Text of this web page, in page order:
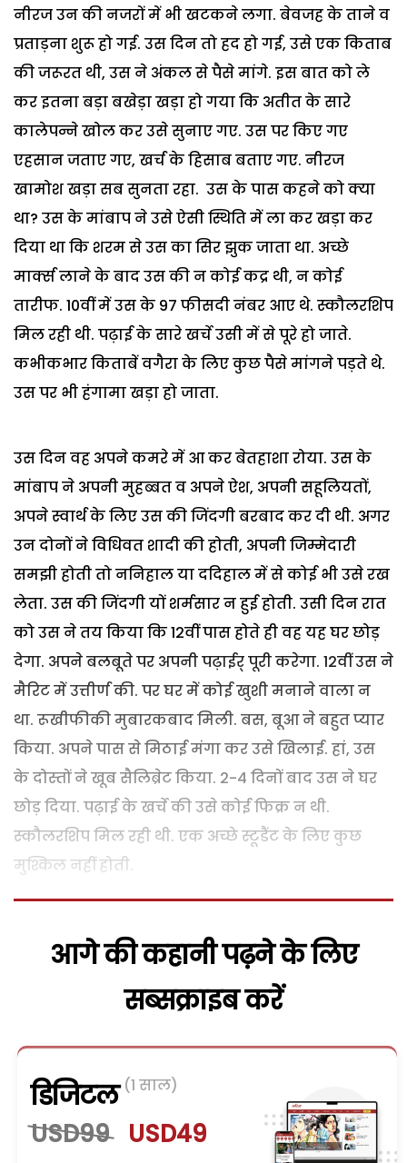
नीरज उन की नजरों में भी खटकने लगा. बेवजह के ताने व
प्रताड़ना शुरू हो गई. उस दिन तो हद हो गई, उसे एक किताब
की जरूरत थी, उस ने अंकल से पैसे मांगे. इस बात को ले
कर इतना बड़ा बखेड़ा खड़ा हो गया कि अतीत के सारे
कालेपन्ने खोल कर उसे सुनाए गए. उस पर किए गए
एहसान जताए गए, खर्च के हिसाब बताए गए. नीरज
खामोश खड़ा सब सुनता रहा. उस के पास कहने को क्या
था? उस के मांबाप ने उसे ऐसी स्थिति में ला कर खड़ा कर
दिया था कि शरम से उस का सिर झुक जाता था. अच्छे
मार्क्स लाने के बाद उस की न कोई कद्र थी, न कोई
तारीफ. 10वीं में उस के 97 फीसदी नंबर आए थे. स्कौलरशिप
मिल रही थी. पढ़ाई के सारे खर्चे उसी में से पूरे हो जाते.
कभीकभार किताबें वगैरा के लिए कुछ पैसे मांगने पड़ते थे.
उस पर भी हंगामा खड़ा हो जाता.
उस दिन वह अपने कमरे में आ कर बेतहाशा रोया. उस के
मांबाप ने अपनी मुहब्बत व अपने ऐश, अपनी सहूलियतों,
अपने स्वार्थ के लिए उस की जिंदगी बरबाद कर दी थी. अगर
उन दोनों ने विधिवत शादी की होती, अपनी जिम्मेदारी
समझी होती तो ननिहाल या ददिहाल में से कोई भी उसे रख
लेता. उस की जिंदगी यों शर्मसार न हुई होती. उसी दिन रात
को उस ने तय किया कि 12वीं पास होते ही वह यह घर छोड़
देगा. अपने बलबूते पर अपनी पढ़ाईर् पूरी करेगा. 12वीं उस ने
मैरिट में उत्तीर्ण की. पर घर में कोई खुशी मनाने वाला न
था. रूखीफीकी मुबारकबाद मिली. बस, बूआ ने बहुत प्यार
किया. अपने पास से मिठाई मंगा कर उसे खिलाई. हां, उस
के दोस्तों ने खूब सैलिब्रेट किया. 2-4 दिनों बाद उस ने घर
छोड़ दिया. पढ़ाई के खर्चे की उसे कोई फिक्र न थी.
स्कौलरशिप मिल रही थी. एक अच्छे स्टूडैंट के लिए कुछ
मुश्किल नहीं होती.
आगे की कहानी पढ़ने के लिए
सब्सक्राइब करें
डिजिटल (1 साल)
USD99 USD49